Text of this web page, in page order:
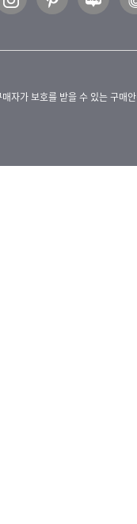
자가 보호를 받을 수 있는 구매